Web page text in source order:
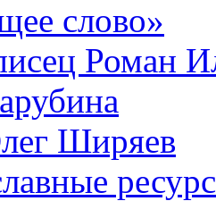
слово»
Роман
Ширяев